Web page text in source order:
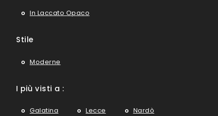
In Laccato Opaco
Stile
Moderne
I più visti a :
Galatina Lecce Nardò